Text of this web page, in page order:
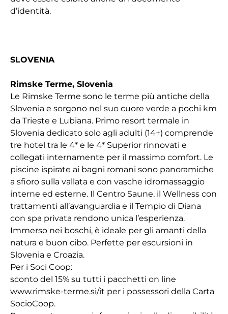
d’identità.
SLOVENIA
Rimske Terme, Slovenia
Le Rimske Terme sono le terme più antiche della
Slovenia e sorgono nel suo cuore verde a pochi km
da Trieste e Lubiana. Primo resort termale in
Slovenia dedicato solo agli adulti (14+) comprende
tre hotel tra le 4* e le 4* Superior rinnovati e
collegati internamente per il massimo comfort. Le
piscine ispirate ai bagni romani sono panoramiche
a sfioro sulla vallata e con vasche idromassaggio
interne ed esterne. Il Centro Saune, il Wellness con
trattamenti all’avanguardia e il Tempio di Diana
con spa privata rendono unica l’esperienza.
Immerso nei boschi, è ideale per gli amanti della
natura e buon cibo. Perfette per escursioni in
Slovenia e Croazia.
Per i Soci Coop:
sconto del 15% su tutti i pacchetti on line
www.rimske-terme.si/it per i possessori della Carta
SocioCoop.